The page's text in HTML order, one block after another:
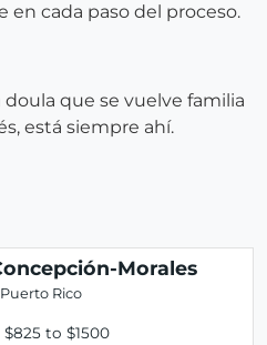
en cada paso del proceso.
que se vuelve familia
está siempre ahí.
Morales
Rico
$825 to $1500